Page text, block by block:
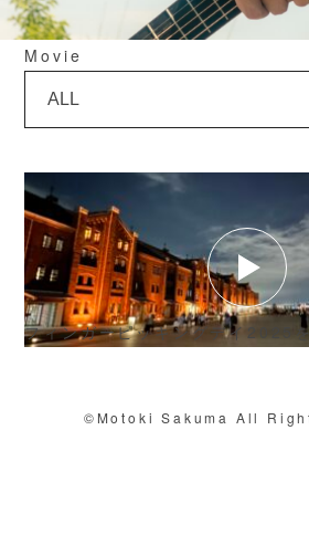
Movie
フィンガーピッキングデイ2025
©Motoki Sakuma All